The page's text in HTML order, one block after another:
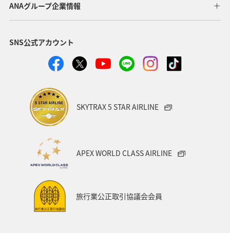
ANAグループ企業情報
SNS公式アカウント
SKYTRAX 5 STAR AIRLINE
APEX WORLD CLASS AIRLINE
旅行業公正取引協議会会員